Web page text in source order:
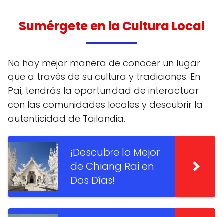
Sumérgete en la Cultura Local
No hay mejor manera de conocer un lugar
que a través de su cultura y tradiciones. En
Pai, tendrás la oportunidad de interactuar
con las comunidades locales y descubrir la
autenticidad de Tailandia.
¡Descubre lo Mejor
de Chiang Rai en
Dos Días!